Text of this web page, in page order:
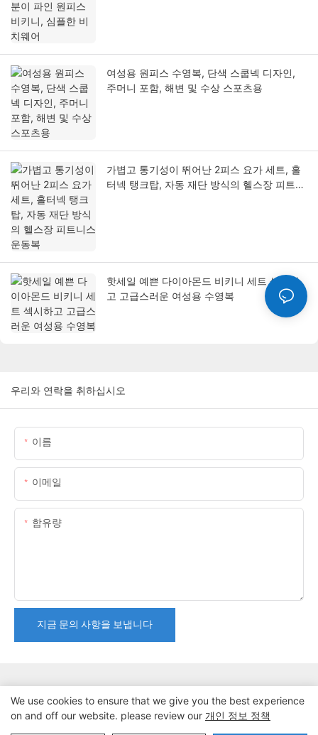
여성용 원피스 수영복, 단색 스쿱넥 디자인,
주머니 포함, 해변 및 수상 스포츠용
가볍고 통기성이 뛰어난 2피스 요가 세트, 홀
터넥 탱크탑, 자동 재단 방식의 헬스장 피트니
핫세일 예쁜 다이아몬드 비키니 세트 섹시하
고 고급스러운 여성용 수영복
우리와 연락을 취하십시오
이름
이메일
함유량
지금 문의 사항을 보냅니다
저작권 © 2024 동관 Lanteng 스포츠 제품 유한 회사 |사이트맵∣개인
We use cookies to ensure that we give you the best experience
on and off our website. please review our 개인 정보 정책